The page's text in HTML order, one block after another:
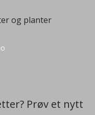
og planter
Prøv et nytt